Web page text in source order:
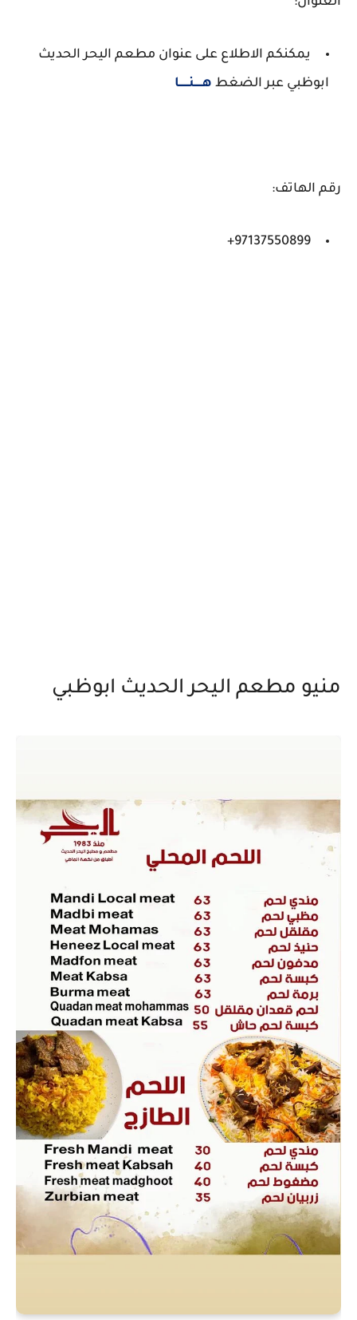
يمكنكم الاطلاع على عنوان مطعم اليحر الحديث
ابوظبي عبر الضغط هـــــنــــــا
رقم الهاتف:
97137550899+
منيو مطعم اليحر الحديث ابوظبي